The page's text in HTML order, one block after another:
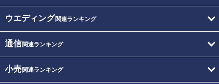
ウエディング関連ランキング
通信関連ランキング
小売関連ランキング